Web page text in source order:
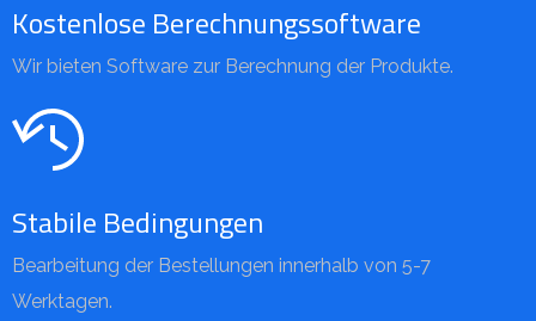
Kostenlose Berechnungssoftware
Wir bieten Software zur Berechnung der Produkte.
Stabile Bedingungen
Bearbeitung der Bestellungen innerhalb von 5-7
Werktagen.